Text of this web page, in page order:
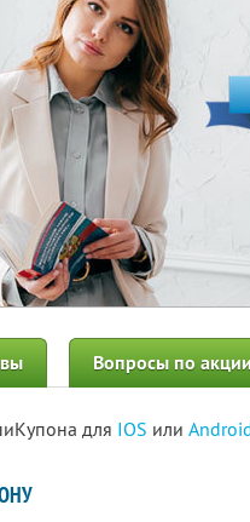
Вопросы по акции
для IOS или